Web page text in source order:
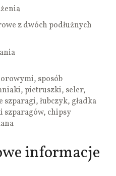
z dwóch podłużnych
sposób
pietruszki, seler,
łubczyk, gładka
szparagów, chipsy
informacje